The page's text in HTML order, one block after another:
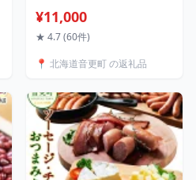
(900g×2袋) 約60個 餃子 ぎ
ょうざ ギョウザ ギョーザ
簡単 食品 惣菜 中華 点心 惣
道 音更町 送料無料【8月～
9月上旬発送】【9月～10月
上旬発送】
¥11,000
★ 4.7 (60件)
📍 北海道音更町 の返礼品